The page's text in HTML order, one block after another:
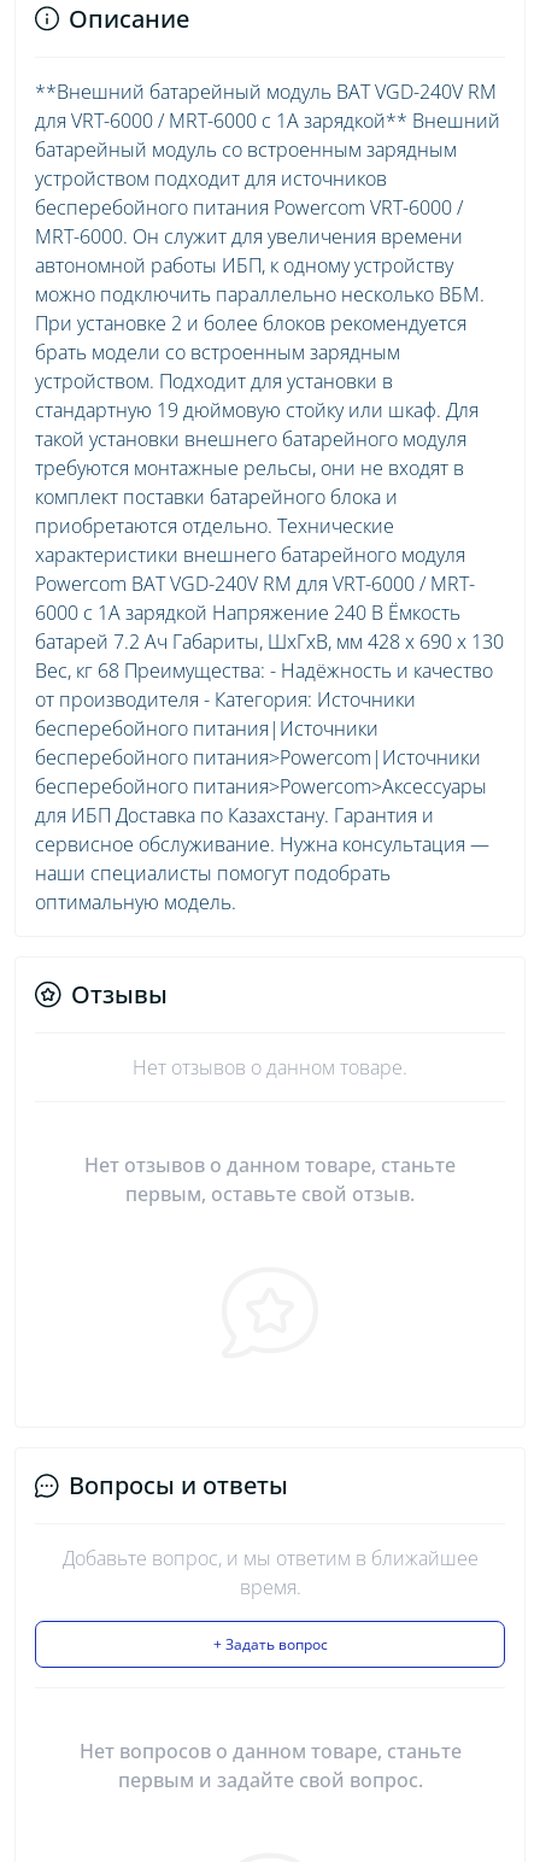
Описание
**Внешний батарейный модуль BAT VGD-240V RM
для VRT-6000 / MRT-6000 с 1A зарядкой** Внешний
батарейный модуль со встроенным зарядным
устройством подходит для источников
бесперебойного питания Powercom VRT-6000 /
MRT-6000. Он служит для увеличения времени
автономной работы ИБП, к одному устройству
можно подключить параллельно несколько ВБМ.
При установке 2 и более блоков рекомендуется
брать модели со встроенным зарядным
устройством. Подходит для установки в
стандартную 19 дюймовую стойку или шкаф. Для
такой установки внешнего батарейного модуля
требуются монтажные рельсы, они не входят в
комплект поставки батарейного блока и
приобретаются отдельно. Технические
характеристики внешнего батарейного модуля
Powercom BAT VGD-240V RM для VRT-6000 / MRT-
6000 с 1A зарядкой Напряжение 240 В Ёмкость
батарей 7.2 Ач Габариты, ШхГхВ, мм 428 x 690 x 130
Вес, кг 68 Преимущества: - Надёжность и качество
от производителя - Категория: Источники
бесперебойного питания|Источники
бесперебойного питания>Powercom|Источники
бесперебойного питания>Powercom>Аксессуары
для ИБП Доставка по Казахстану. Гарантия и
сервисное обслуживание. Нужна консультация —
наши специалисты помогут подобрать
оптимальную модель.
Отзывы
Нет отзывов о данном товаре.
Нет отзывов о данном товаре, станьте
первым, оставьте свой отзыв.
Вопросы и ответы
Добавьте вопрос, и мы ответим в ближайшее
время.
+ Задать вопрос
Нет вопросов о данном товаре, станьте
первым и задайте свой вопрос.